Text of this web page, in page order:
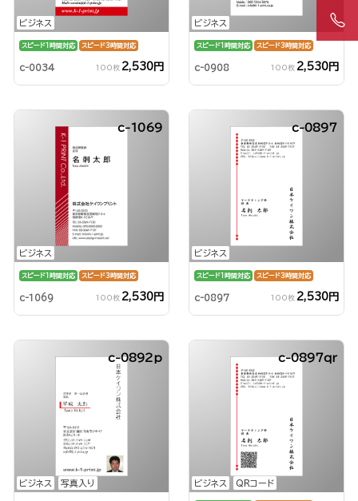
ビジネス
スピード1時間対応 スピード3時間対応
c-0034 100枚 2,530円
ビジネス
スピード1時間対応 スピード3時間対応
c-0908 100枚 2,530円
ビジネス
c-1069
スピード1時間対応 スピード3時間対応
c-1069 100枚 2,530円
ビジネス
c-0897
スピード1時間対応 スピード3時間対応
c-0897 100枚 2,530円
ビジネス 写真入り
c-0892p
ビジネス QRコード
c-0897qr